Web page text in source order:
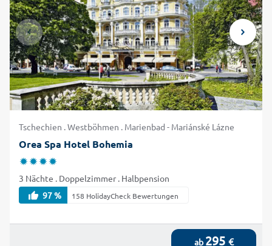
Tschechien . Westböhmen . Marienbad - Mariánské Lázne
Orea Spa Hotel Bohemia
3 Nächte . Doppelzimmer . Halbpension
97 %
158 HolidayCheck Bewertungen
ab 295 €